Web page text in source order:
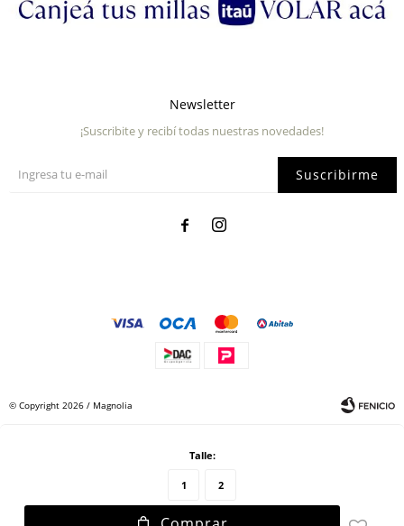
Talle:
1 2
Newsletter
¡Suscribite y recibí todas nuestras novedades!
Suscribirme
 
© Copyright 2026 / Magnolia